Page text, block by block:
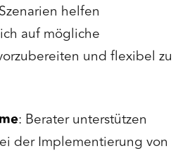
helfen
auf mögliche
und flexibel zu
: Berater unterstützen
der Implementierung von